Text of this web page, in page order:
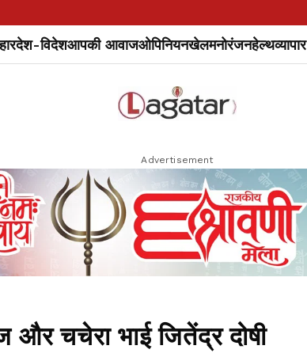
देश-विदेशआपकी आवाजओपिनियनखेलमनोरंजनहेल्थव्यापार
Advertisement
चचेरा भाई जितेंद्र दोषी